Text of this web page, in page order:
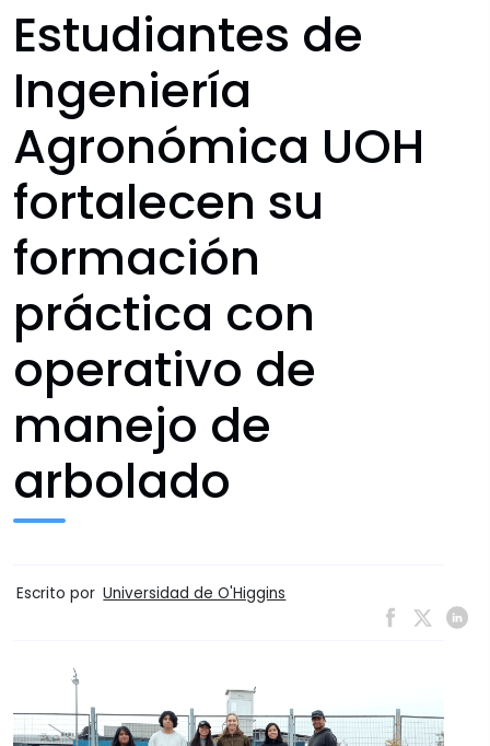
Estudiantes de
Ingeniería
Agronómica UOH
fortalecen su
formación
práctica con
operativo de
manejo de
arbolado
Escrito por Universidad de O'Higgins